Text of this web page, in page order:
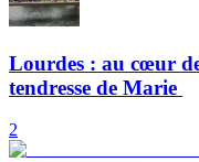
Lourdes : au cœur
tendresse de Marie
2